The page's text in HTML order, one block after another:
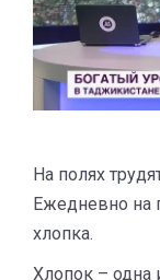
На полях
Ежедневно на
хлопка.
Хлопок – одна